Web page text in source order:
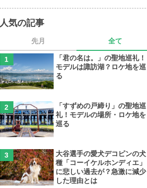
人気の記事
先月 全て
「君の名は。」の聖地巡礼！
モデルは諏訪湖？ロケ地を巡
る
「すずめの戸締り」の聖地巡
礼！モデルの場所・ロケ地を
巡る
大谷選手の愛犬デコピンの犬
種「コーイケルホンディエ」
に悲しい過去が？急激に減少
した理由とは